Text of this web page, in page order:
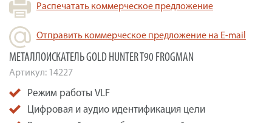
Распечатать коммерческое предложение
Отправить коммерческое предложение на E-mail
МЕТАЛЛОИСКАТЕЛЬ GOLD HUNTER T90 FROGMAN
Артикул: 14227
Режим работы VLF
Цифровая и аудио идентификация цели